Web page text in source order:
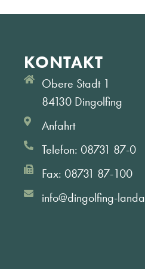
KONTAKT
Obere Stadt 1
84130 Dingolfing
Anfahrt
Telefon: 08731 87-0
Fax: 08731 87-100
info@dingolfing-